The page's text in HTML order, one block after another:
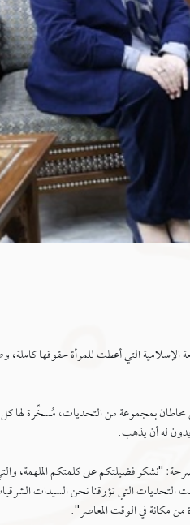
الإسلامية التي أعطت للمرأة حقوقها كاملة،
محاطان بمجموعة من التحديات، مُسخِّرة لها
له أن يذهب.
"نشكر فضيلتكم على كلمتكم الملهمة،
التحديات التي تؤرقنا نحن السيدات
من مكانة في الوقت المعاصر".